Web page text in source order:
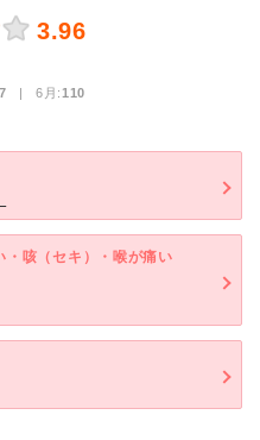
3.96
| 6月:110
・咳（セキ）・喉が痛い